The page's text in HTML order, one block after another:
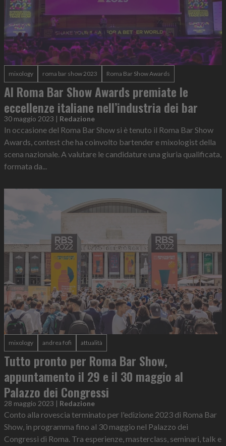
mixology roma bar show 2023 Roma Bar Show Awards
Al Roma Bar Show Awards premiate le
eccellenze italiane nell’industria dei bar
30 maggio 2023 | Redazione
In occasione del Roma Bar Show si è tenuto il Roma Bar Show
Awards, contest che ha coinvolto bartender e mixologist della
scena nazionale. A valutare le candidature una giuria qualificata,
formata da...
mixology andrea fofi attualità
Tutto pronto per Roma Bar Show,
appuntamento il 29 e il 30 maggio al
Palazzo dei Congressi
28 maggio 2023 | Redazione
Conto alla rovescia terminato per l'edizione 2023 di Roma Bar
Show, in programma fino al 30 maggio nel Palazzo dei
Congressi di Roma. Tra esperienze, masterclass, seminari, talk e